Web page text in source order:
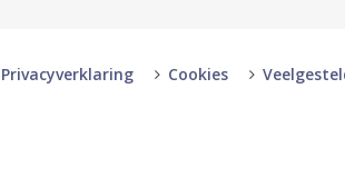
Privacyverklaring Cookies